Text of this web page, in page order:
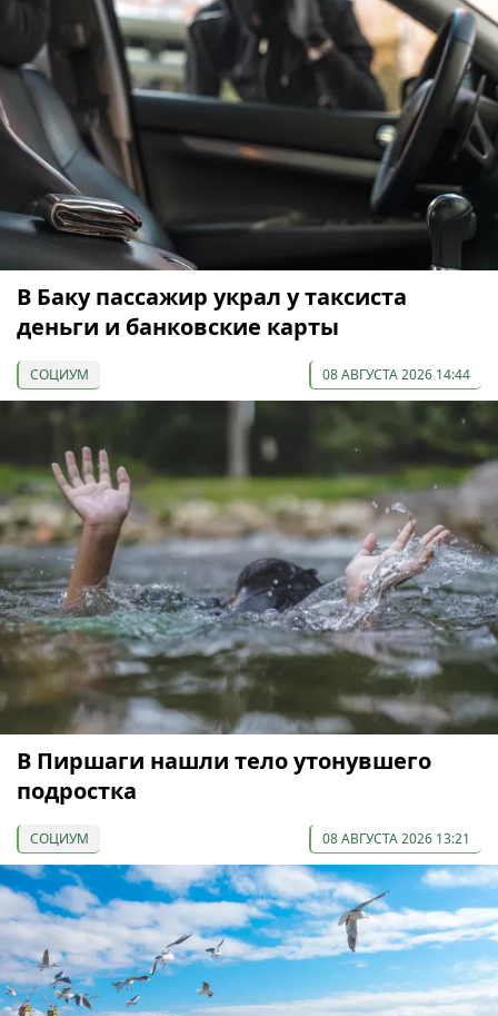
В Баку пассажир украл у таксиста
деньги и банковские карты
СОЦИУМ 08 АВГУСТА 2026 14:44
В Пиршаги нашли тело утонувшего
подростка
СОЦИУМ 08 АВГУСТА 2026 13:21